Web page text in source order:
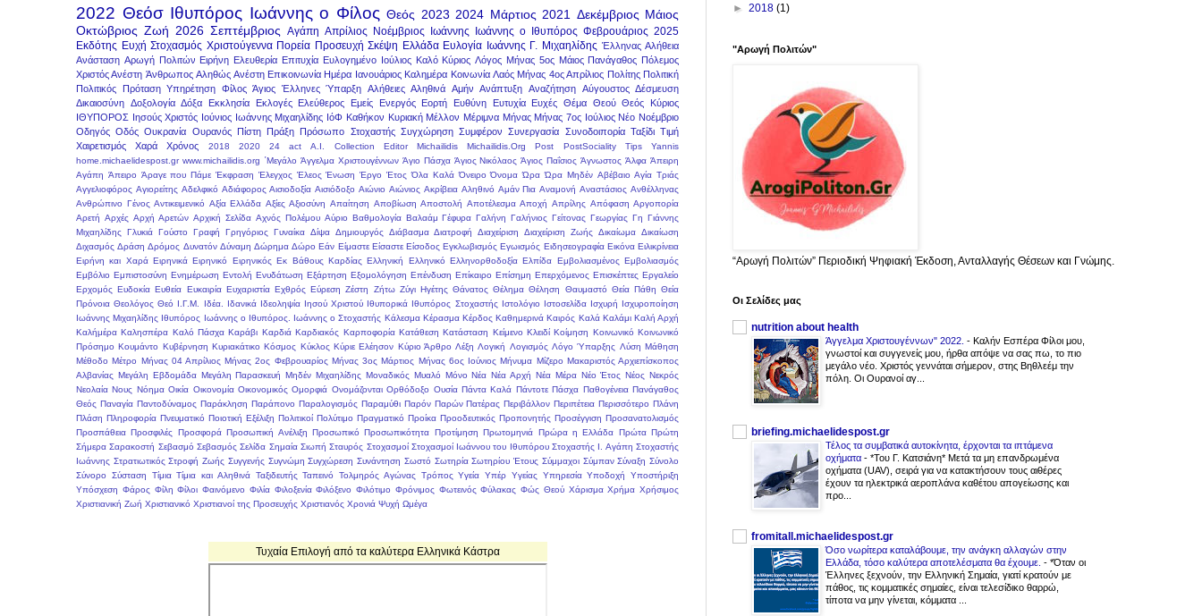
2022 Θεόσ Ιθυπόρος Ιωάννης ο Φίλος Θεός 2023 2024 Μάρτιος 2021 Δεκέμβριος Μάιος
Οκτώβριος Ζωή 2026 Σεπτέμβριος Αγάπη Απρίλιος Νοέμβριος Ιωάννης Ιωάννης ο Ιθυπόρος Φεβρουάριος 2025
Εκδότης Ευχή Στοχασμός Χριστούγεννα Πορεία Προσευχή Σκέψη Ελλάδα Ευλογία Ιωάννης Γ. Μιχαηλίδης Έλληνας Αλήθεια
Ανάσταση Αρωγή Πολιτών Ειρήνη Ελευθερία Επιτυχία Ευλογημένο Ιούλιος Καλό Κύριος Λόγος Μήνας 5ος Μάιος Πανάγαθος Πόλεμος
Χριστός Ανέστη Άνθρωπος Αληθώς Ανέστη Επικοινωνία Ημέρα Ιανουάριος Καλημέρα Κοινωνία Λαός Μήνας 4ος Απρίλιος Πολίτης Πολιτική
Πολιτικός
Πρόταση Υπηρέτηση Φίλος Άγιος Έλληνες Ύπαρξη Αλήθειες Αληθινά Αμήν Ανάπτυξη Αναζήτηση Αύγουστος Δέσμευση
Δικαιοσύνη Δοξολογία Δόξα Εκκλησία Εκλογές Ελεύθερος Εμείς Ενεργός Εορτή Ευθύνη Ευτυχία Ευχές Θέμα Θεού Θεός Κύριος
ΙΘΥΠΟΡΟΣ Ιησούς Χριστός Ιούνιος Ιωάννης Μιχαηλίδης ΙόΦ Καθήκον Κυριακή Μέλλον Μέριμνα Μήνας Μήνας 7ος Ιούλιος Νέο Νοέμβριο
Οδηγός Οδός Ουκρανία Ουρανός Πίστη Πράξη Πρόσωπο Στοχαστής Συγχώρηση Συμφέρον Συνεργασία Συνοδοιπορία Ταξίδι Τιμή
Χαιρετισμός
Χαρά Χρόνος 2018 2020 24 act A.I. Collection Editor Michailidis Michailidis.Org Post PostSociality Tips
Yannis
home.michaelidespost.gr www.michailidis.org ΄Μεγάλο Άγγελμα Χριστουγέννων Άγιο Πάσχα Άγιος Νικόλαος Άγιος Παΐσιος Άγνωστος Άλφα Άπειρη
Αγάπη Άπειρο Άραγε που Πάμε Έκφραση Έλεγχος Έλεος Ένωση Έργο Έτος Όλα Καλά Όνειρο Όνομα Ώρα Ώρα Μηδέν Αβέβαιο Αγία Τριάς
Αγγελιοφόρος Αγιορείτης Αδελφικό Αδιάφορος Αισιοδοξία Αισιόδοξο Αιώνιο Αιώνιος Ακρίβεια Αληθινό Αμάν Πια Αναμονή Αναστάσιος Ανθέλληνας
Ανθρώπινο Γένος Αντικειμενικό Αξία Ελλάδα Αξίες Αξιοσύνη Απαίτηση Αποβίωση Αποστολή Αποτέλεσμα Αποχή Απρίλης Απόφαση Αργοπορία
Αρετή Αρχές Αρχή Αρετών Αρχική Σελίδα Αχνός Πολέμου Αύριο Βαθμολογία Βαλαάμ Γέφυρα Γαλήνη Γαλήνιος Γείτονας Γεωργίας Γη Γιάννης
Μιχαηλίδης Γλυκιά Γούστο Γραφή Γρηγόριος Γυναίκα Δίψα Δημιουργός Διάβασμα Διατροφή Διαχείριση Διαχείριση Ζωής Δικαίωμα Δικαίωση
Διχασμός Δράση Δρόμος Δυνατόν Δύναμη Δώρημα Δώρο Εάν Είμαστε Είσαστε Είσοδος Εγκλωβισμός Εγωισμός Ειδησεογραφία Εικόνα Ειλικρίνεια
Ειρήνη και Χαρά Ειρηνικά Ειρηνικό Ειρηνικός Εκ Βάθους Καρδίας Ελληνική Ελληνικό Ελληνορθοδοξία Ελπίδα Εμβολιασμένος Εμβολιασμός
Εμβόλιο Εμπιστοσύνη Ενημέρωση Εντολή Ενυδάτωση Εξάρτηση Εξομολόγηση Επένδυση Επίκαιρο Επίσημη Επερχόμενος Επισκέπτες Εργαλείο
Ερχομός Ευδοκία Ευθεία Ευκαιρία Ευχαριστία Εχθρός Εύρεση Ζέστη Ζήτω Ζύγι Ηγέτης Θάνατος Θέλημα Θέληση Θαυμαστό Θεία Πάθη Θεία
Πρόνοια Θεολόγος Θεό Ι.Γ.Μ. Ιδέα. Ιδανικά Ιδεοληψία Ιησού Χριστού Ιθυπορικά Ιθυπόρος Στοχαστής Ιστολόγιο Ιστοσελίδα Ισχυρή Ισχυροποίηση
Ιωάννης Μιχαηλίδης Ιθυπόρος Ιωάννης ο Ιθυπόρος. Ιωάννης ο Στοχαστής Κάλεσμα Κέρασμα Κέρδος Καθημερινά Καιρός Καλά Καλάμι Καλή Αρχή
Καλήμέρα Καλησπέρα Καλό Πάσχα Καράβι Καρδιά Καρδιακός Καρποφορία Κατάθεση Κατάσταση Κείμενο Κλειδί Κοίμηση Κοινωνικό Κοινωνικό
Πρόσημο Κουμάντο Κυβέρνηση Κυριακάτικο Κόσμος Κύκλος Κύριε Ελέησον Κύριο Άρθρο Λέξη Λογική Λογισμός Λόγο Ύπαρξης Λύση Μάθηση
Μέθοδο Μέτρο Μήνας 04 Απρίλιος Μήνας 2ος Φεβρουαρίος Μήνας 3ος Μάρτιος Μήνας 6ος Ιούνιος Μήνυμα Μίζερο Μακαριστός Αρχιεπίσκοπος
Αλβανίας Μεγάλη Εβδομάδα Μεγάλη Παρασκευή Μηδέν Μιχαηλίδης Μοναδικός Μυαλό Μόνο Νέα Νέα Αρχή Νέα Μέρα Νέο Έτος Νέος Νεκρός
Νεολαία Νους Νόημα Οικία Οικονομία Οικονομικός Ομορφιά Ονομάζονται Ορθόδοξο Ουσία Πάντα Καλά Πάντοτε Πάσχα Παθογένεια Πανάγαθος
Θεός Παναγία Παντοδύναμος Παράκληση Παράπονο Παραλογισμός Παραμύθι Παρόν Παρών Πατέρας Περιβάλλον Περιπέτεια Περισσότερο Πλάνη
Πλάση Πληροφορία Πνευματικό Ποιοτική Εξέλιξη Πολιτικοί Πολύτιμο Πραγματικό Προίκα Προοδευτικός Προπονητής Προσέγγιση Προσανατολισμός
Προσπάθεια Προσφιλές Προσφορά Προσωπική Ανέλιξη Προσωπικό Προσωπικότητα Προτίμηση Πρωτομηνιά Πρώρα η Ελλάδα Πρώτα Πρώτη
Σήμερα Σαρακοστή Σεβασμό Σεβασμός Σελίδα Σημαία Σιωπή Σταυρός Στοχασμοί Στοχασμοί Ιωάννου του Ιθυπόρου Στοχαστής Ι. Αγάπη Στοχαστής
Ιωάννης Στρατιωτικός Στροφή Ζωής Συγγενής Συγνώμη Συγχώρεση Συνάντηση Σωστό Σωτηρία Σωτηρίου Έτους Σύμμαχοι Σύμπαν Σύναξη Σύνολο
Σύνορο
Σύσταση Τίμια Τίμια και Αληθινά Ταξιδευτής Ταπεινό Τολμηρός Αγώνας Τρόπος Υγεία Υπέρ Υγείας Υπηρεσία Υποδοχή
Υποστήριξη
Υπόσχεση Φάρος Φίλη Φίλοι Φαινόμενο Φιλία Φιλοξενία Φιλόξενο Φιλότιμο Φρόνιμος Φωτεινός Φύλακας Φώς Θεού Χάρισμα Χρήμα Χρήσιμος
Χριστιανική Ζωή Χριστιανικό Χριστιανοί της Προσευχής Χριστιανός Χρονιά Ψυχή Ωμέγα
Τυχαία Επιλογή από τα καλύτερα Ελληνικά Κάστρα
► 2018 (1)
"Αρωγή Πολιτών"
“Αρωγή Πολιτών” Περιοδική Ψηφιακή Έκδοση, Ανταλλαγής Θέσεων και Γνώμης.
Οι Σελίδες μας
nutrition about health
Άγγελμα Χριστουγέννων" 2022. - Καλήν Εσπέρα Φίλοι μου,
γνωστοί και συγγενείς μου, ήρθα απόψε να σας πω, το πιο
μεγάλο νέο. Χριστός γεννάται σήμερον, στης Βηθλεέμ την
πόλη. Οι Ουρανοί αγ...
briefing.michaelidespost.gr
Τέλος τα συμβατικά αυτοκίνητα, έρχονται τα ιπτάμενα
οχήματα - *Του Γ. Κατσιάνη* Μετά τα μη επανδρωμένα
οχήματα (UAV), σειρά για να κατακτήσουν τους αιθέρες
έχουν τα ηλεκτρικά αεροπλάνα καθέτου απογείωσης και
προ...
fromitall.michaelidespost.gr
Όσο νωρίτερα καταλάβουμε, την ανάγκη αλλαγών στην
Ελλάδα, τόσο καλύτερα αποτελέσματα θα έχουμε. - *Όταν οι
Έλληνες ξεχνούν, την Ελληνική Σημαία, γιατί κρατούν με
πάθος, τις κομματικές σημαίες, είναι τελεσίδικο θαρρώ,
τίποτα να μην γίνεται, κόμματα ...